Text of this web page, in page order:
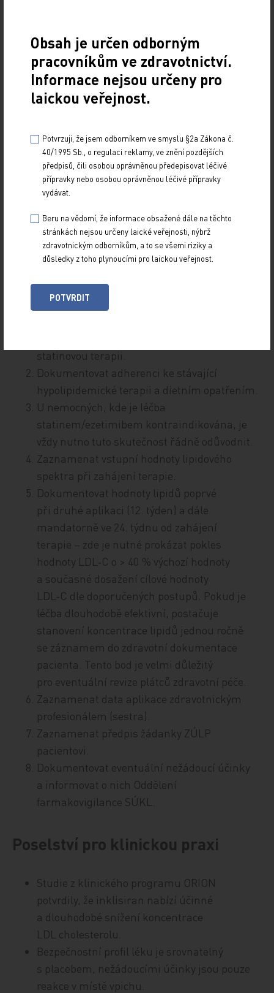
Efekt terapie inklisiranem je pravidelně hodnocen
a do klinické dokumentace poprvé zaznamenán
při druhé aplikaci (tedy přibližně 90 dní
od zahájení léčby). Úhrada inklisiranu je
ukončena při prokazatelné nespolupráci pacienta
v nedostatečném snížení koncentrace
LDL‑C alespoň o 40 % ve 24. týdnu terapie
při současném nedosažení cílové hodnoty LDL‑C.
Z prostředků veřejného zdravotního pojištění je
mg jako počáteční dávka, další po třech měsících
a poté každých šest měsíců.
exaktně zaznamenat splnění indikačních kritérií
a zdůvodnění kontinuity léčby inklisiranem:
statinovou terapii.
Dokumentovat adherenci ke stávající
hypolipidemické terapii a dietním opatřením.
U nemocných, kde je léčba
statinem/ezetimibem kontraindikována, je
vždy nutno tuto skutečnost řádně odůvodnit.
Zaznamenat vstupní hodnoty lipidového
spektra při zahájení terapie.
Dokumentovat hodnoty lipidů poprvé
při druhé aplikaci (12. týden) a dále
mandatorně ve 24. týdnu od zahájení
terapie – zde je nutné prokázat pokles
hodnoty LDL‑C o > 40 % výchozí hodnoty
a současné dosažení cílové hodnoty
LDL‑C dle doporučených postupů. Pokud je
léčba dlouhodobě efektivní, postačuje
stanovení koncentrace lipidů jednou ročně
se záznamem do zdravotní dokumentace
pacienta. Tento bod je velmi důležitý
pro eventuální revize plátců zdravotní péče.
Zaznamenat data aplikace zdravotnickým
profesionálem (sestra).
Zaznamenat předpis žádanky ZÚLP
pacientovi.
Dokumentovat eventuální nežádoucí účinky
a informovat o nich Oddělení
farmakovigilance SÚKL.
Poselství pro klinickou praxi
Studie z klinického programu ORION
potvrdily, že inklisiran nabízí účinné
a dlouhodobé snížení koncentrace
LDL cholesterolu
Bezpečnostní profil léku je srovnatelný
s placebem, nežádoucími účinky jsou pouze
reakce v místě vpichu.
Obsah je určen odborným
pracovníkům ve zdravotnictví.
Informace nejsou určeny pro
laickou veřejnost.
Potvrzuji, že jsem odborníkem ve smyslu §2a Zákona č.
40/1995 Sb., o regulaci reklamy, ve znění pozdějších
předpisů, čili osobou oprávněnou předepisovat léčivé
přípravky nebo osobou oprávněnou léčivé přípravky
vydávat.
Beru na vědomí, že informace obsažené dále na těchto
stránkách nejsou určeny laické veřejnosti, nýbrž
zdravotnickým odborníkům, a to se všemi riziky a
důsledky z toho plynoucími pro laickou veřejnost.
POTVRDIT